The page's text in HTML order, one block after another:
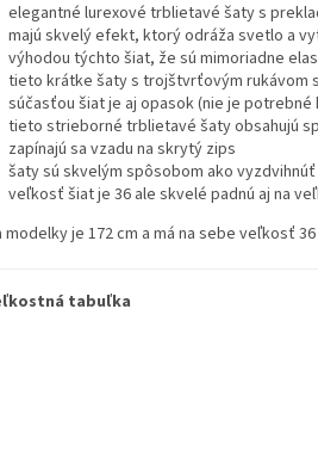
elegantné lurexové trblietavé šaty s
majú skvelý efekt, ktorý odráža svetlo a
výhodou týchto šiat, že sú mimoriadne
tieto krátke šaty s trojštvrťovým rukávom
súčasťou šiat je aj opasok (nie je
tieto strieborné trblietavé šaty obsahujú
zapínajú sa vzadu na skrytý zips
šaty sú skvelým spôsobom ako
veľkosť šiat je 36 ale skvelé padnú aj na
modelky je 172 cm a má na sebe veľkosť 36
tabuľka